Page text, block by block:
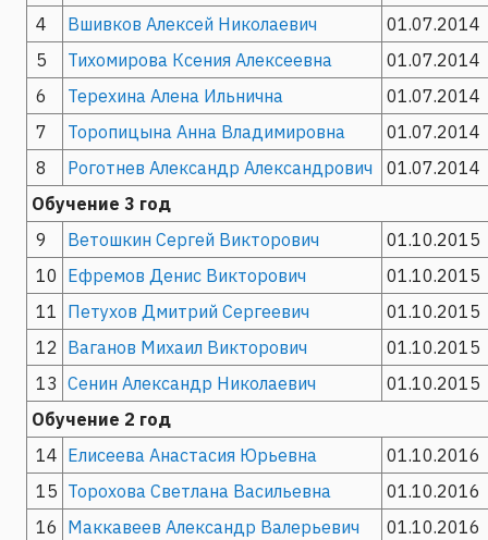
4
Вшивков Алексей Николаевич
01.07.2014
5
Тихомирова Ксения Алексеевна
01.07.2014
6
Терехина Алена Ильнична
01.07.2014
7
Торопицына Анна Владимировна
01.07.2014
8
Роготнев Александр Александрович
01.07.2014
Обучение 3 год
9
Ветошкин Сергей Викторович
01.10.2015
10 Ефремов Денис Викторович
01.10.2015
11 Петухов Дмитрий Сергеевич
01.10.2015
12 Ваганов Михаил Викторович
01.10.2015
13 Сенин Александр Николаевич
01.10.2015
Обучение 2 год
14 Елисеева Анастасия Юрьевна
01.10.2016
15 Торохова Светлана Васильевна
01.10.2016
16 Маккавеев Александр Валерьевич
01.10.2016